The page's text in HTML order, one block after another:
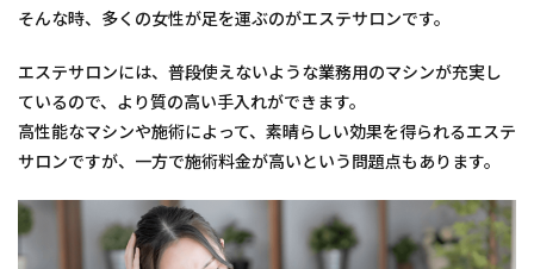
そんな時、多くの女性が足を運ぶのがエステサロンです。
エステサロンには、普段使えないような業務用のマシンが充実し
ているので、より質の高い手入れができます。
高性能なマシンや施術によって、素晴らしい効果を得られるエステ
サロンですが、一方で施術料金が高いという問題点もあります。